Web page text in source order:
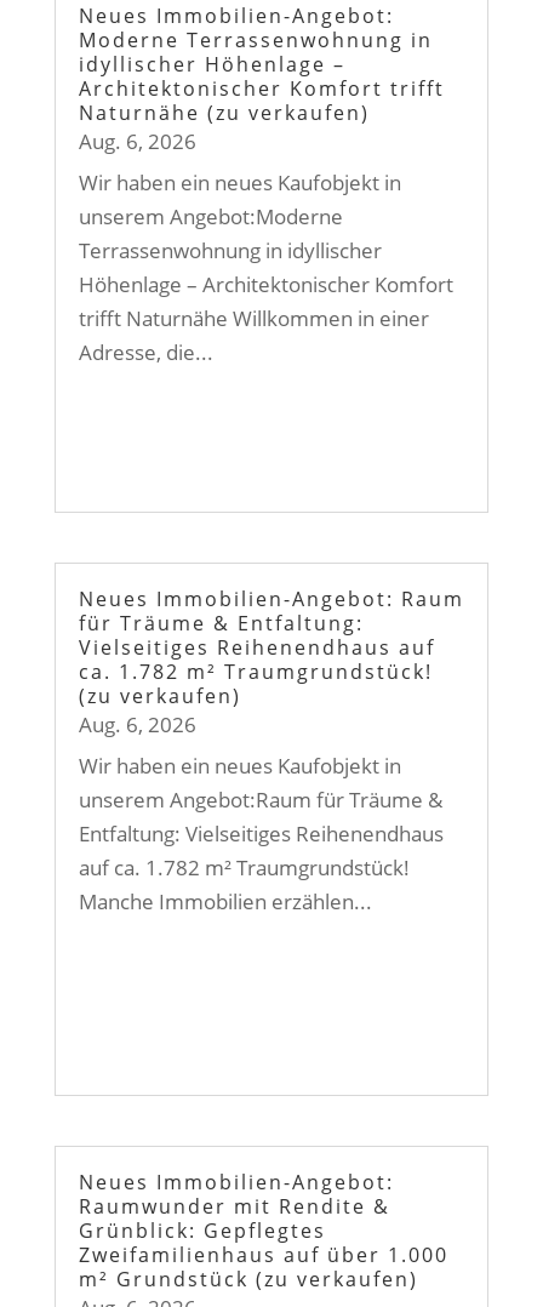
Neues Immobilien-Angebot:
Moderne Terrassenwohnung in
idyllischer Höhenlage –
Architektonischer Komfort trifft
Naturnähe (zu verkaufen)
Aug. 6, 2026
Wir haben ein neues Kaufobjekt in
unserem Angebot:Moderne
Terrassenwohnung in idyllischer
Höhenlage – Architektonischer Komfort
trifft Naturnähe Willkommen in einer
Adresse, die...
Neues Immobilien-Angebot: Raum
für Träume & Entfaltung:
Vielseitiges Reihenendhaus auf
ca. 1.782 m² Traumgrundstück!
(zu verkaufen)
Aug. 6, 2026
Wir haben ein neues Kaufobjekt in
unserem Angebot:Raum für Träume &
Entfaltung: Vielseitiges Reihenendhaus
auf ca. 1.782 m² Traumgrundstück!
Manche Immobilien erzählen...
Neues Immobilien-Angebot:
Raumwunder mit Rendite &
Grünblick: Gepflegtes
Zweifamilienhaus auf über 1.000
m² Grundstück (zu verkaufen)